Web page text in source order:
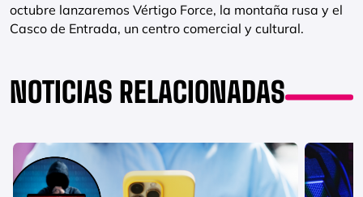
octubre lanzaremos Vértigo Force, la montaña rusa y el
Casco de Entrada, un centro comercial y cultural.
NOTICIAS RELACIONADAS